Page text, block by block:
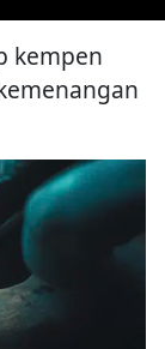
kempen